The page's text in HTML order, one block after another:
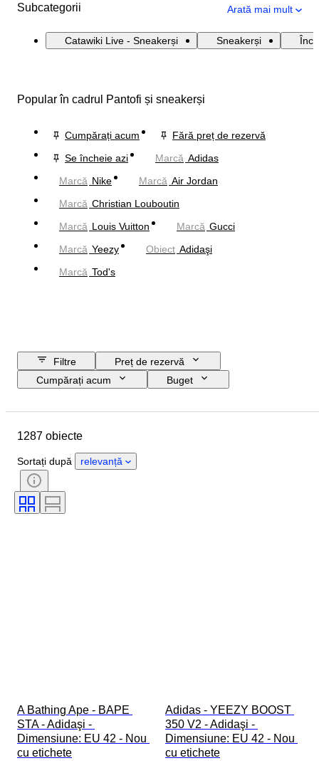
Subcategorii Arată mai mult
Catawiki Live - Sneakerși Sneakerși
Popular în cadrul Pantofi și sneakerși
Cumpărați acum
Fără preț de rezervă
Se încheie azi
Marcă Adidas
Marcă Nike Marcă Air Jordan
Marcă Christian Louboutin
Marcă Louis Vuitton Marcă Gucci
Marcă Yeezy Obiect Adidaşi
Marcă Tod's
Filtre
Preț de rezervă
Cumpărați acum
Buget
Obiect
Sexul
Semnătură
Accesorii Incluse
Model
1287 obiecte
Sortați după relevanță
A Bathing Ape - BAPE
STA - Adidaşi -
Dimensiune: EU 42 - Nou
cu etichete
Adidas - YEEZY BOOST
350 V2 - Adidaşi -
Dimensiune: EU 42 - Nou
cu etichete